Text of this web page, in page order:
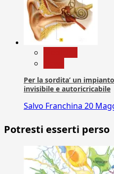
Per la sordita’ un
invisibile e autoricricabile
Salvo Franchina 20
Potresti esserti perso